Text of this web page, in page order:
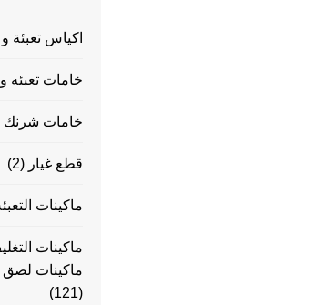
اكياس تعبئة
خامات تعبئه
خامات شرنك
قطع غيار (2)
ماكينات
ماكينات لصق
(121)